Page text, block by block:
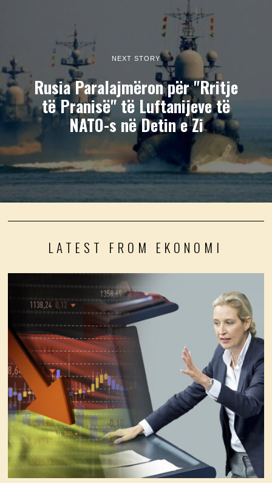
NEXT STORY
Rusia Paralajmëron për "Rritje
të Pranisë" të Luftanijeve të
NATO-s në Detin e Zi
LATEST FROM EKONOMI